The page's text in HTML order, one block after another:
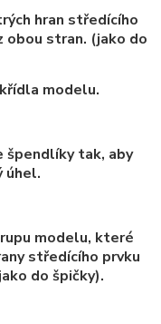
hran středícího
obou stran. (jako do
modelu.
špendlíky tak, aby
úhel.
modelu, které
středícího prvku
do špičky).